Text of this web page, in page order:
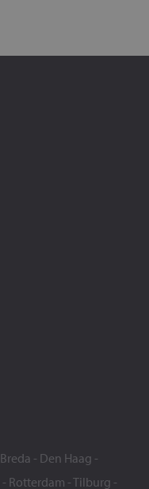
Breda - Den Haag -
- Rotterdam -Tilburg -